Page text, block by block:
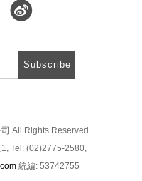
Subscribe
All Rights Reserved.
Tel: (02)2775-2580,
統編: 53742755